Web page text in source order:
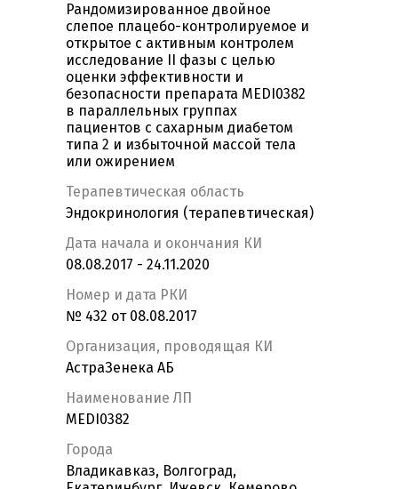
Рандомизированное двойное
слепое плацебо-контролируемое и
открытое с активным контролем
исследование II фазы с целью
оценки эффективности и
безопасности препарата MEDI0382
в параллельных группах
пациентов с сахарным диабетом
типа 2 и избыточной массой тела
или ожирением
Терапевтическая область
Эндокринология (терапевтическая)
Дата начала и окончания КИ
08.08.2017 - 24.11.2020
Номер и дата РКИ
№ 432 от 08.08.2017
Организация, проводящая КИ
АстраЗенека АБ
Наименование ЛП
MEDI0382
Города
Владикавказ, Волгоград,